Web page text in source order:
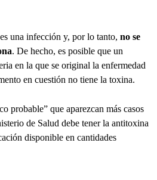
una infección y, por lo tanto, no se
. De hecho, es posible que un
en la que se original la enfermedad
en cuestión no tiene la toxina.
probable” que aparezcan más casos
de Salud debe tener la antitoxina
disponible en cantidades